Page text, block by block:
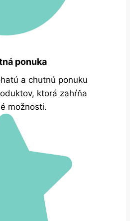
ponuka
a chutnú ponuku
ktorá zahŕňa
možnosti.